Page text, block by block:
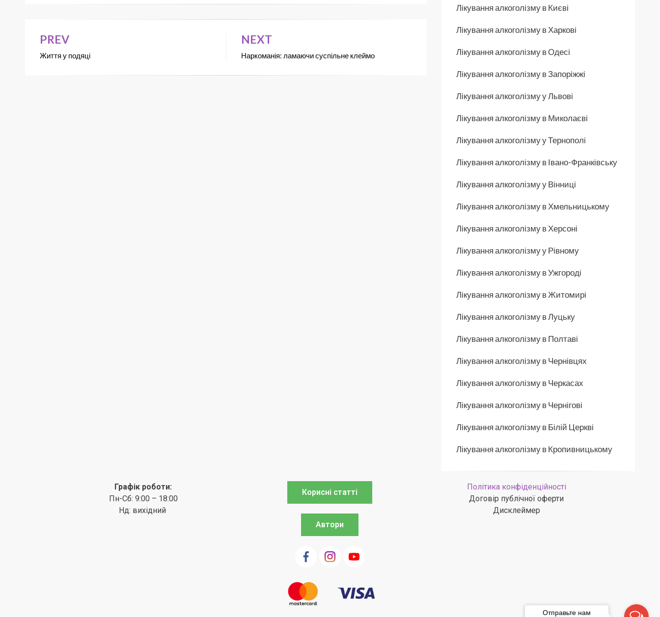
PREV
Життя у подяці
NEXT
Наркоманія: ламаючи суспільне клеймо
Лікування алкоголізму в Києві
Лікування алкоголізму в Харкові
Лікування алкоголізму в Одесі
Лікування алкоголізму в Запоріжжі
Лікування алкоголізму у Львові
Лікування алкоголізму в Миколаєві
Лікування алкоголізму у Тернополі
Лікування алкоголізму в Івано-Франківську
Лікування алкоголізму у Вінниці
Лікування алкоголізму в Хмельницькому
Лікування алкоголізму в Херсоні
Лікування алкоголізму у Рівному
Лікування алкоголізму в Ужгороді
Лікування алкоголізму в Житомирі
Лікування алкоголізму в Луцьку
Лікування алкоголізму в Полтаві
Лікування алкоголізму в Чернівцях
Лікування алкоголізму в Черкасах
Лікування алкоголізму в Чернігові
Лікування алкоголізму в Білій Церкві
Лікування алкоголізму в Кропивницькому
Графік роботи:
Пн-Сб: 9:00 – 18:00
Нд: вихідний
Корисні статті
Автори
Політика конфіденційності
Договір публічної оферти
Дисклеймер
Отправьте нам